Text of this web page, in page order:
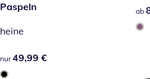
Paspeln
heine
49,99 €
nur 49,99 €
ab